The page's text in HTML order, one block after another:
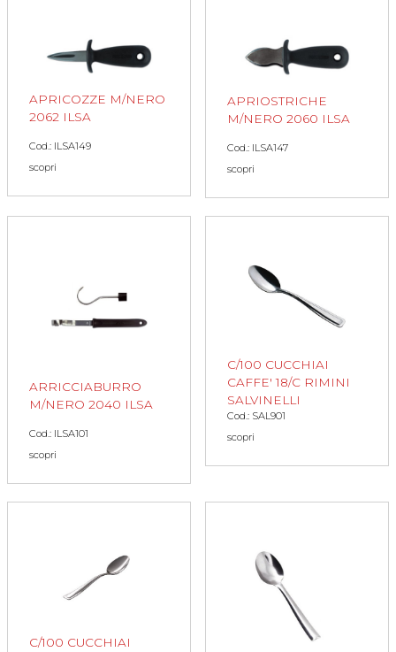
APRICOZZE M/NERO
2062 ILSA
Cod.: ILSA149
scopri
APRIOSTRICHE
M/NERO 2060 ILSA
Cod.: ILSA147
scopri
ARRICCIABURRO
M/NERO 2040 ILSA
Cod.: ILSA101
scopri
C/100 CUCCHIAI
CAFFE' 18/C RIMINI
SALVINELLI
Cod.: SAL901
scopri
C/100 CUCCHIAI